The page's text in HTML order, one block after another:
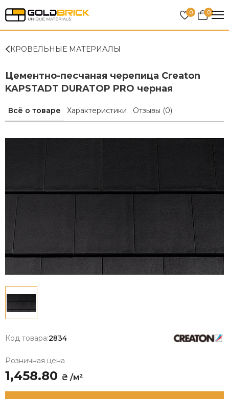
0 0
КРОВЕЛЬНЫЕ МАТЕРИАЛЫ
Цементно-песчаная черепица Creaton
KAPSTADT DURATOP PRO черная
Всё о товаре Характеристики Отзывы (0)
Код товара:2834
Розничная цена
1,458.80 ₴ /м²